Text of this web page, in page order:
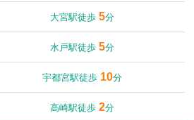
大宮駅徒歩5分
水戸駅徒歩5分
宇都宮駅徒歩 10分
高崎駅徒歩2分